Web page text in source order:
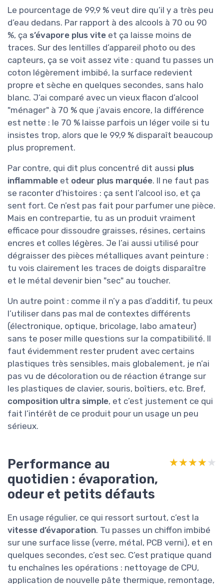
Le pourcentage de 99,9 % veut dire qu’il y a très peu
d’eau dedans. Par rapport à des alcools à 70 ou 90
%, ça s’évapore plus vite et ça laisse moins de
traces. Sur des lentilles d’appareil photo ou des
capteurs, ça se voit assez vite : quand tu passes un
coton légèrement imbibé, la surface redevient
propre et sèche en quelques secondes, sans halo
blanc. J’ai comparé avec un vieux flacon d’alcool
"ménager" à 70 % que j’avais encore, la différence
est nette : le 70 % laisse parfois un léger voile si tu
insistes trop, alors que le 99,9 % disparaît beaucoup
plus proprement.
Par contre, qui dit plus concentré dit aussi plus
inflammable et odeur plus marquée. Il ne faut pas
se raconter d’histoires : ça sent l’alcool iso, et ça
sent fort. Ce n’est pas fait pour parfumer une pièce.
Mais en contrepartie, tu as un produit vraiment
efficace pour dissoudre graisses, résines, certains
encres et colles légères. Je l’ai aussi utilisé pour
dégraisser des pièces métalliques avant peinture :
tu vois clairement les traces de doigts disparaître
et le métal devenir bien "sec" au toucher.
Un autre point : comme il n’y a pas d’additif, tu peux
l’utiliser dans pas mal de contextes différents
(électronique, optique, bricolage, labo amateur)
sans te poser mille questions sur la compatibilité. Il
faut évidemment rester prudent avec certains
plastiques très sensibles, mais globalement, je n’ai
pas vu de décoloration ou de réaction étrange sur
les plastiques de clavier, souris, boîtiers, etc. Bref,
composition ultra simple, et c’est justement ce qui
fait l’intérêt de ce produit pour un usage un peu
sérieux.
Performance au
quotidien : évaporation,
odeur et petits défauts
★★★★★
★★★★★
En usage régulier, ce qui ressort surtout, c’est la
vitesse d’évaporation. Tu passes un chiffon imbibé
sur une surface lisse (verre, métal, PCB verni), et en
quelques secondes, c’est sec. C’est pratique quand
tu enchaînes les opérations : nettoyage de CPU,
application de nouvelle pâte thermique, remontage,